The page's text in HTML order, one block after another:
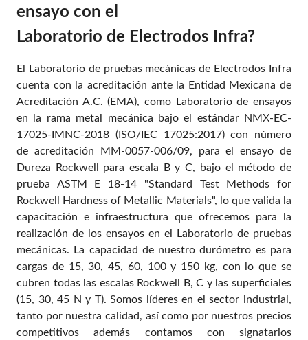
ensayo con el
Laboratorio de Electrodos Infra?
El Laboratorio de pruebas mecánicas de Electrodos Infra
cuenta con la acreditación ante la Entidad Mexicana de
Acreditación A.C. (EMA), como Laboratorio de ensayos
en la rama metal mecánica bajo el estándar NMX-EC-
17025-IMNC-2018 (ISO/IEC 17025:2017) con número
de acreditación MM-0057-006/09, para el ensayo de
Dureza Rockwell para escala B y C, bajo el método de
prueba ASTM E 18-14 "Standard Test Methods for
Rockwell Hardness of Metallic Materials", lo que valida la
capacitación e infraestructura que ofrecemos para la
realización de los ensayos en el Laboratorio de pruebas
mecánicas. La capacidad de nuestro durómetro es para
cargas de 15, 30, 45, 60, 100 y 150 kg, con lo que se
cubren todas las escalas Rockwell B, C y las superficiales
(15, 30, 45 N y T). Somos líderes en el sector industrial,
tanto por nuestra calidad, así como por nuestros precios
competitivos además contamos con signatarios